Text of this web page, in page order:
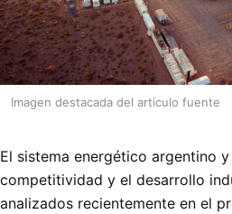
Imagen destacada del articulo fuente
El sistema energético argentino
competitividad y el desarrollo
analizados recientemente en el